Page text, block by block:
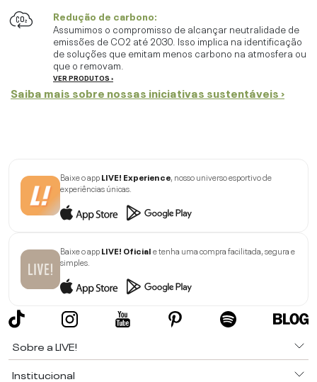
CO22
Redução de carbono:
Assumimos o compromisso de alcançar neutralidade de
emissões de CO2 até 2030. Isso implica na identificação
de soluções que emitam menos carbono na atmosfera ou
que o removam.
VER PRODUTOS ›
Saiba mais sobre nossas iniciativas sustentáveis ›
Baixe o appLIVE! Experience, nosso universo esportivo de
experiências únicas.
Baixe o appLIVE! Oficiale tenha uma compra facilitada, segura e
simples.
Sobre a LIVE!
Institucional